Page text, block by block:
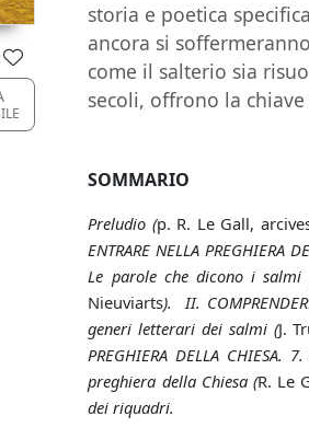
storia e poetica
ancora si
come il salterio sia
secoli, offrono la
SOMMARIO
Preludio (p. R. Le Gall,
ENTRARE NELLA
Le parole che dicono i salmi
Nieuviarts). II.
generi letterari dei salmi (J.
PREGHIERA DELLA CHIESA.
preghiera della Chiesa (R. Le
dei riquadri.